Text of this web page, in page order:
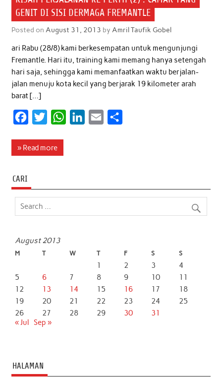
GENIT DI SISI DERMAGA FREMANTLE
Posted on August 31, 2013 by Amril Taufik Gobel
ari Rabu (28/8) kami berkesempatan untuk mengunjungi
Fremantle. Hari itu, training kami memang hanya setengah
hari saja, sehingga kami memanfaatkan waktu berjalan-
jalan menuju kota kecil yang berjarak 19 kilometer arah
barat […]
c
o
o
i
e
W
A
d
» Read more
CARI
August 2013
M T W T F S S
1 2 3
4
5
6 7 8 9 10
11
12
13 14 15 16 17
18
19
20 21 22 23 24
25
26
27 28 29 30
31
« Jul Sep »
HALAMAN